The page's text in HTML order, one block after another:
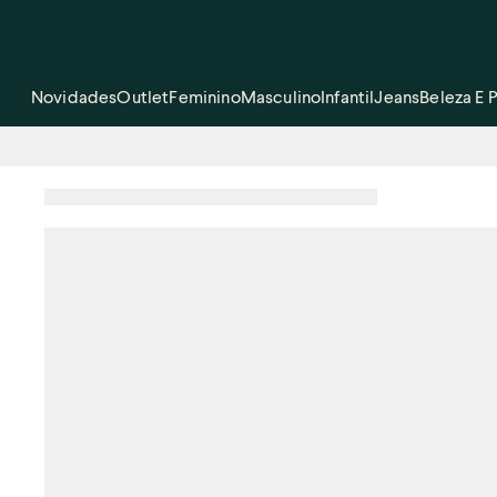
NovidadesOutletFemininoMasculinoInfantilJeansBeleza E